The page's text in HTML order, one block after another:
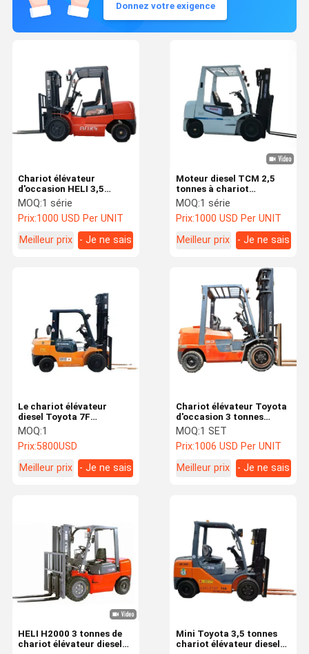
Produits
Donnez votre exigence
Moteur diesel TCM 2,5
tonnes à chariot
élévateur à force pompe
TCM 3 tonnes à chariot
élévateur dimensions
MOQ:1 série
Prix:1000 USD Per UNIT
Meilleur prix
- Je ne sais
Chariot élévateur
d'occasion HELI 3,5
tonnes 3 étages avec
déplacement latéral,
moteur essence/diesel 3,5
tonnes 5 tonnes CPCD30
MOQ:1 série
Prix:1000 USD Per UNIT
Meilleur prix
- Je ne sais
Chariot élévateur Toyota
d'occasion 3 tonnes
Hauteur de levage 4m
Moteur diesel Occasion
Japon Original Machine
MOQ:1 SET
Prix:1006 USD Per UNIT
Meilleur prix
- Je ne sais
Le chariot élévateur
diesel Toyota 7F
d'occasion de 3 tonnes et
4 mètres de hauteur de
levage peut être rénové
MOQ:1
Prix:5800USD
Meilleur prix
- Je ne sais
Mini Toyota 3,5 tonnes
chariot élévateur diesel
HELI H2000 3 tonnes de
chariot élévateur diesel